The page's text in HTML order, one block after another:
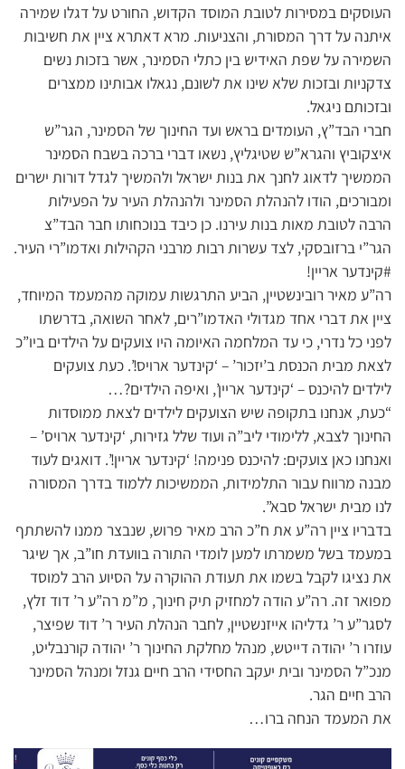
העוסקים במסירות לטובת המוסד הקדוש, החורט על דגלו שמירה
איתנה על דרך המסורת, והצניעות. מרא דאתרא ציין את חשיבות
השמירה על שפת האידיש בין כתלי הסמינר, אשר בזכות נשים
צדקניות ובזכות שלא שינו את לשונם, נגאלו אבותינו ממצרים
ובזכותם ניגאל.
חברי הבד”ץ, העומדים בראש ועד החינוך של הסמינר, הגר”ש
איצקוביץ והגרא”ש שטיגליץ, נשאו דברי ברכה בשבח הסמינר
הממשיך לדאוג לחנך את בנות ישראל ולהמשיך לגדל דורות ישרים
ומבורכים, הודו להנהלת הסמינר ולהנהלת העיר על הפעילות
הרבה לטובת מאות בנות עירנו. כן כיבד בנוכחותו חבר הבד”צ
הגר”י ברזובסקי, לצד עשרות רבות מרבני הקהילות ואדמו”רי העיר.
#קינדער אריין!
רה”ע מאיר רובינשטיין, הביע התרגשות עמוקה מהמעמד המיוחד,
ציין את דברי אחד מגדולי האדמו”רים, לאחר השואה, בדרשתו
לפני כל נדרי, כי עד המלחמה האיומה היו צועקים על הילדים ביו”כ
לצאת מבית הכנסת ב’יזכור’ – ‘קינדער ארויס!’. כעת צועקים
לילדים להיכנס – ‘קינדער אריין’, ואיפה הילדים?…
“כעת, אנחנו בתקופה שיש הצועקים לילדים לצאת ממוסדות
החינוך לצבא, ללימודי ליב”ה ועוד שלל גזירות, ‘קינדער ארויס’ –
ואנחנו כאן צועקים: להיכנס פנימה! ‘קינדער אריין!’. דואגים לעוד
מבנה מרווח עבור התלמידות, הממשיכות ללמוד בדרך המסורה
לנו מבית ישראל סבא”.
בדבריו ציין רה”ע את ח”כ הרב מאיר פרוש, שנבצר ממנו להשתתף
במעמד בשל משמרתו למען לומדי התורה בוועדת חו”ב, אך שיגר
את נציגו לקבל בשמו את תעודת ההוקרה על הסיוע הרב למוסד
מפואר זה. רה”ע הודה למחזיק תיק חינוך, מ”מ רה”ע ר’ דוד זלץ,
לסגר”ע ר’ גדליהו אייזנשטיין, לחבר הנהלת העיר ר’ דוד שפיצר,
עוזרו ר’ יהודה דייטש, מנהל מחלקת החינוך ר’ יהודה קורנבליט,
מנכ”ל הסמינר ובית יעקב החסידי הרב חיים גנזל ומנהל הסמינר
הרב חיים הגר.
את המעמד הנחה ברו…